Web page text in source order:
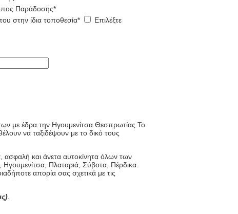
Παράδοσης*
στην ίδια τοποθεσία*
Επιλέξτε
με έδρα την Ηγουμενίτσα Θεσπρωτίας.Το
να ταξιδέψουν με το δικό τους
ασφαλή και άνετα αυτοκίνητα όλων των
Πλαταριά, Σύβοτα, Πέρδικα.
απορία σας σχετικά με τις